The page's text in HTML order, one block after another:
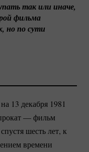
так или иначе,
фильма
но по сути
13 декабря 1981
— фильм
шесть лет, к
времени